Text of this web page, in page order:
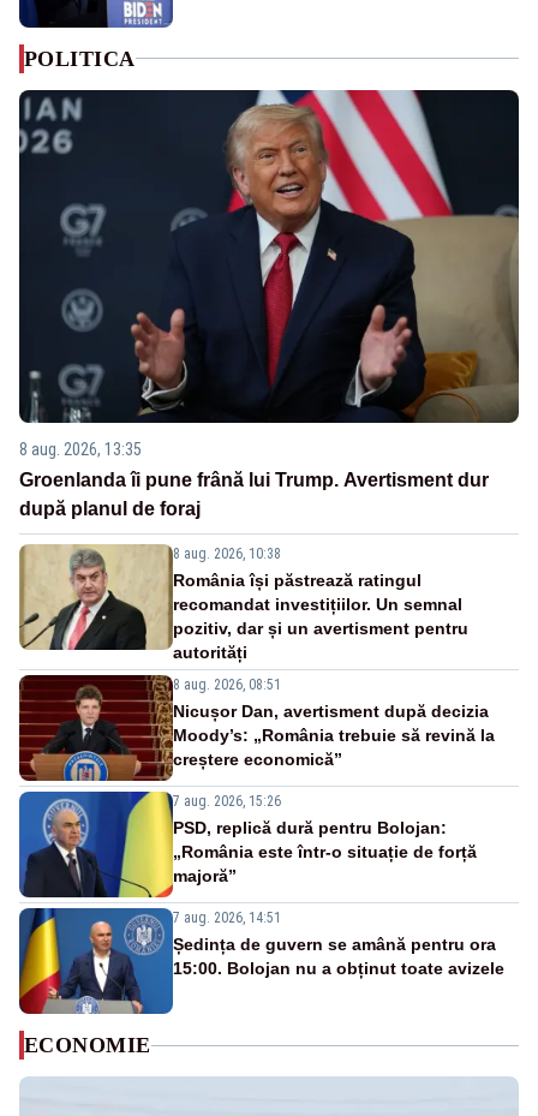
POLITICA
8 aug. 2026, 13:35
Groenlanda îi pune frână lui Trump. Avertisment dur
după planul de foraj
8 aug. 2026, 10:38
România își păstrează ratingul
recomandat investițiilor. Un semnal
pozitiv, dar și un avertisment pentru
autorități
8 aug. 2026, 08:51
Nicușor Dan, avertisment după decizia
Moody’s: „România trebuie să revină la
creștere economică”
7 aug. 2026, 15:26
PSD, replică dură pentru Bolojan:
„România este într-o situație de forță
majoră”
7 aug. 2026, 14:51
Ședința de guvern se amână pentru ora
15:00. Bolojan nu a obținut toate avizele
ECONOMIE